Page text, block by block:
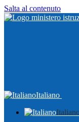
Salta al contenuto
Italiano